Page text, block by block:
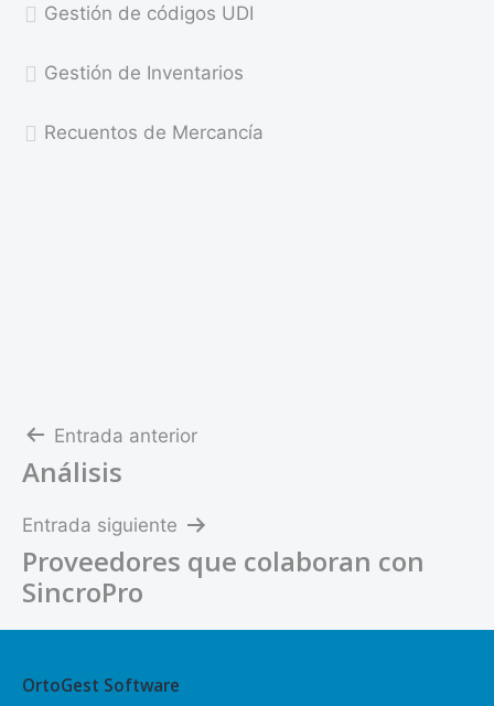
Gestión de códigos UDI
Gestión de Inventarios
Recuentos de Mercancía
Navegación
de
entradas
Entrada anterior
Análisis
Entrada siguiente
Proveedores que colaboran con
SincroPro
OrtoGest Software